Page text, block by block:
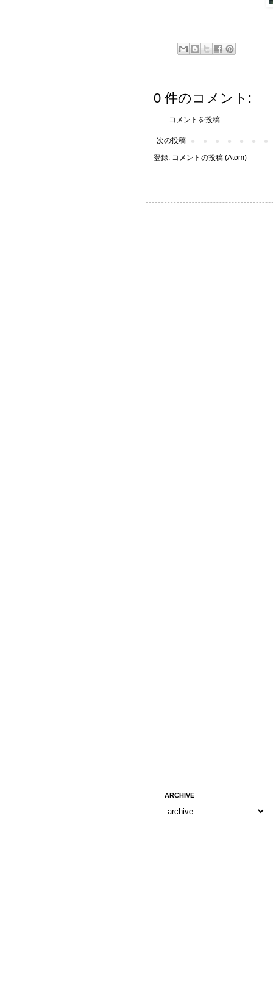
0 件のコメント:
コメントを投稿
次の投稿
登録: コメントの投稿 (Atom)
ARCHIVE